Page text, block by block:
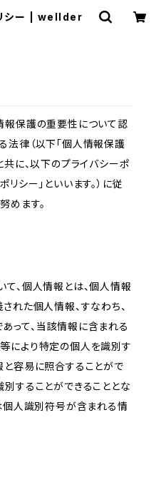
シー | wellder
報保護の重要性について認
法律（以下「個人情報保護
共に、以下のプライバシーポ
リシー」といいます。）に従
めます。
て、個人情報とは、個人情報
れた個人情報、すなわち、
って、当該情報に含まれる
により特定の個人を識別す
と容易に照合することがで
別することができることとな
個人識別符号が含まれる情